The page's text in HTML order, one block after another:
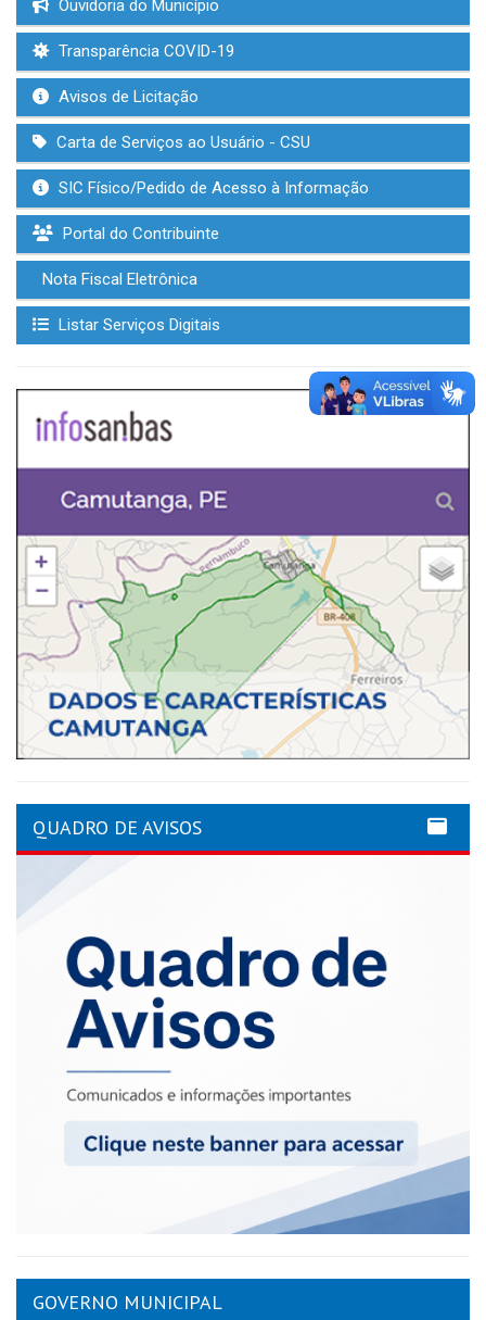
Ouvidoria do Município
Transparência COVID-19
Avisos de Licitação
Carta de Serviços ao Usuário - CSU
SIC Físico/Pedido de Acesso à Informação
Portal do Contribuinte
Nota Fiscal Eletrônica
Listar Serviços Digitais
QUADRO DE AVISOS
GOVERNO MUNICIPAL